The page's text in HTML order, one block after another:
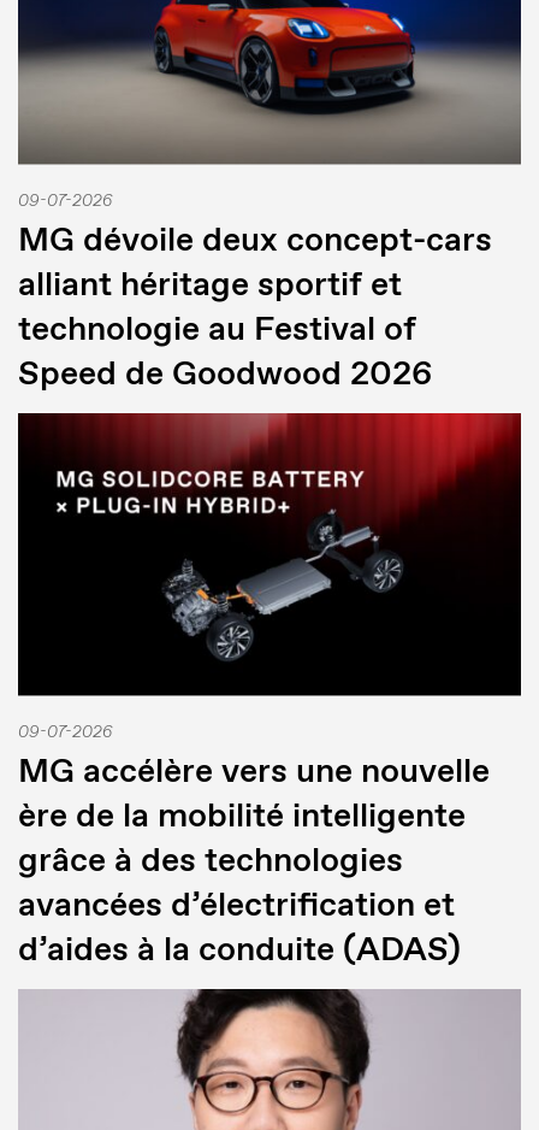
09-07-2026
MG dévoile deux concept-cars
alliant héritage sportif et
technologie au Festival of
Speed de Goodwood 2026
09-07-2026
MG accélère vers une nouvelle
ère de la mobilité intelligente
grâce à des technologies
avancées d’électrification et
d’aides à la conduite (ADAS)